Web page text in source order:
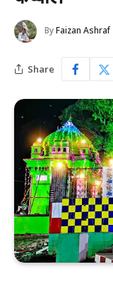
ByFaizan Ashraf
Share